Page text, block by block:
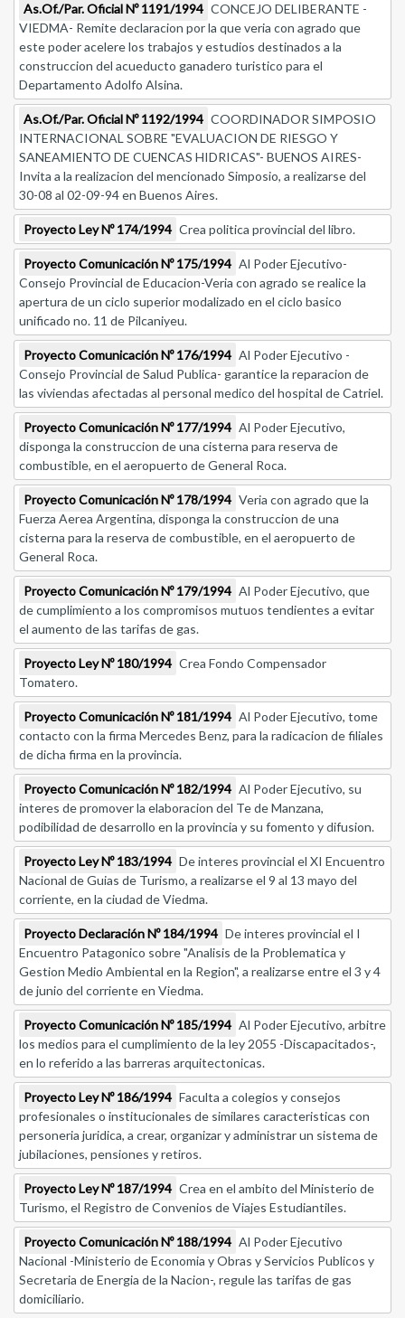
As.Of./Par. Oficial Nº 1191/1994 CONCEJO DELIBERANTE -
VIEDMA- Remite declaracion por la que veria con agrado que
este poder acelere los trabajos y estudios destinados a la
construccion del acueducto ganadero turistico para el
Departamento Adolfo Alsina.
As.Of./Par. Oficial Nº 1192/1994 COORDINADOR SIMPOSIO
INTERNACIONAL SOBRE "EVALUACION DE RIESGO Y
SANEAMIENTO DE CUENCAS HIDRICAS"- BUENOS AIRES-
Invita a la realizacion del mencionado Simposio, a realizarse del
30-08 al 02-09-94 en Buenos Aires.
Proyecto Ley Nº 174/1994 Crea politica provincial del libro.
Proyecto Comunicación Nº 175/1994 Al Poder Ejecutivo-
Consejo Provincial de Educacion-Veria con agrado se realice la
apertura de un ciclo superior modalizado en el ciclo basico
unificado no. 11 de Pilcaniyeu.
Proyecto Comunicación Nº 176/1994 Al Poder Ejecutivo -
Consejo Provincial de Salud Publica- garantice la reparacion de
las viviendas afectadas al personal medico del hospital de Catriel.
Proyecto Comunicación Nº 177/1994 Al Poder Ejecutivo,
disponga la construccion de una cisterna para reserva de
combustible, en el aeropuerto de General Roca.
Proyecto Comunicación Nº 178/1994 Veria con agrado que la
Fuerza Aerea Argentina, disponga la construccion de una
cisterna para la reserva de combustible, en el aeropuerto de
General Roca.
Proyecto Comunicación Nº 179/1994 Al Poder Ejecutivo, que
de cumplimiento a los compromisos mutuos tendientes a evitar
el aumento de las tarifas de gas.
Proyecto Ley Nº 180/1994 Crea Fondo Compensador
Tomatero.
Proyecto Comunicación Nº 181/1994 Al Poder Ejecutivo, tome
contacto con la firma Mercedes Benz, para la radicacion de filiales
de dicha firma en la provincia.
Proyecto Comunicación Nº 182/1994 Al Poder Ejecutivo, su
interes de promover la elaboracion del Te de Manzana,
podibilidad de desarrollo en la provincia y su fomento y difusion.
Proyecto Ley Nº 183/1994 De interes provincial el XI Encuentro
Nacional de Guias de Turismo, a realizarse el 9 al 13 mayo del
corriente, en la ciudad de Viedma.
Proyecto Declaración Nº 184/1994 De interes provincial el I
Encuentro Patagonico sobre "Analisis de la Problematica y
Gestion Medio Ambiental en la Region", a realizarse entre el 3 y 4
de junio del corriente en Viedma.
Proyecto Comunicación Nº 185/1994 Al Poder Ejecutivo, arbitre
los medios para el cumplimiento de la ley 2055 -Discapacitados-,
en lo referido a las barreras arquitectonicas.
Proyecto Ley Nº 186/1994 Faculta a colegios y consejos
profesionales o institucionales de similares caracteristicas con
personeria juridica, a crear, organizar y administrar un sistema de
jubilaciones, pensiones y retiros.
Proyecto Ley Nº 187/1994 Crea en el ambito del Ministerio de
Turismo, el Registro de Convenios de Viajes Estudiantiles.
Proyecto Comunicación Nº 188/1994 Al Poder Ejecutivo
Nacional -Ministerio de Economia y Obras y Servicios Publicos y
Secretaria de Energia de la Nacion-, regule las tarifas de gas
domiciliario.